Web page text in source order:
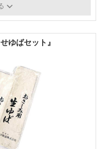
ゆばセット』